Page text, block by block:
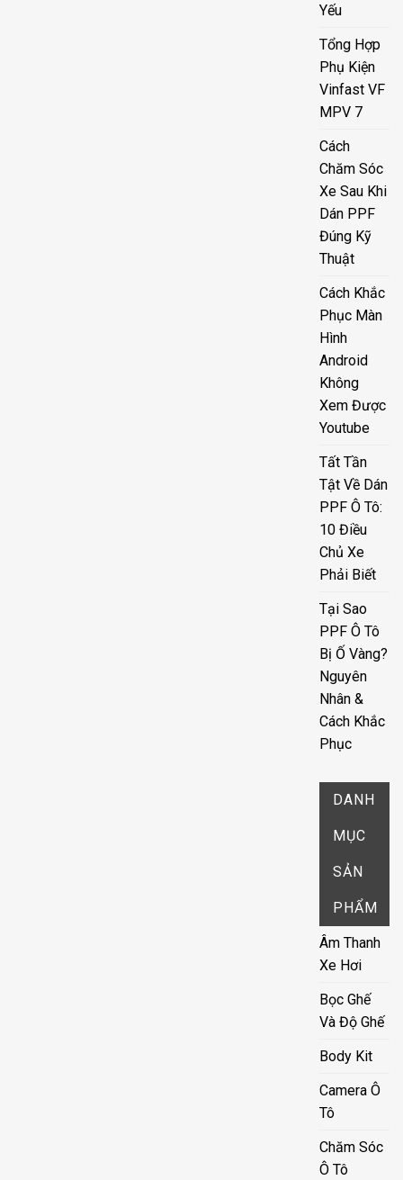
Yếu
Tổng Hợp
Phụ Kiện
Vinfast VF
MPV 7
Cách
Chăm Sóc
Xe Sau Khi
Dán PPF
Đúng Kỹ
Thuật
Cách Khắc
Phục Màn
Hình
Android
Không
Xem Được
Youtube
Tất Tần
Tật Về Dán
PPF Ô Tô:
10 Điều
Chủ Xe
Phải Biết
Tại Sao
PPF Ô Tô
Bị Ố Vàng?
Nguyên
Nhân &
Cách Khắc
Phục
DANH
MỤC
SẢN
PHẨM
Âm Thanh
Xe Hơi
Bọc Ghế
Và Độ Ghế
Body Kit
Camera Ô
Tô
Chăm Sóc
Ô Tô